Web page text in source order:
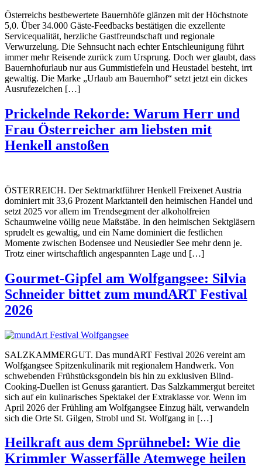
Österreichs bestbewertete Bauernhöfe glänzen mit der Höchstnote
5,0. Über 34.000 Gäste-Feedbacks bestätigen die exzellente
Servicequalität, herzliche Gastfreundschaft und regionale
Verwurzelung. Die Sehnsucht nach echter Entschleunigung führt
immer mehr Reisende zurück zum Ursprung. Doch wer glaubt, dass
Bauernhofurlaub nur aus Gummistiefeln und Heustadel besteht, irrt
gewaltig. Die Marke „Urlaub am Bauernhof“ setzt jetzt ein dickes
Ausrufezeichen […]
Prickelnde Rekorde: Warum Herr und
Frau Österreicher am liebsten mit
Henkell anstoßen
ÖSTERREICH. Der Sektmarktführer Henkell Freixenet Austria
dominiert mit 33,6 Prozent Marktanteil den heimischen Handel und
setzt 2025 vor allem im Trendsegment der alkoholfreien
Schaumweine völlig neue Maßstäbe. In den heimischen Sektgläsern
sprudelt es gewaltig, und ein Name dominiert die festlichen
Momente zwischen Bodensee und Neusiedler See mehr denn je.
Trotz einer wirtschaftlich angespannten Lage und […]
Gourmet-Gipfel am Wolfgangsee: Silvia
Schneider bittet zum mundART Festival
2026
SALZKAMMERGUT. Das mundART Festival 2026 vereint am
Wolfgangsee Spitzenkulinarik mit regionalem Handwerk. Von
schwebenden Frühstücksgondeln bis hin zu exklusiven Blind-
Cooking-Duellen ist Genuss garantiert. Das Salzkammergut bereitet
sich auf ein kulinarisches Spektakel der Extraklasse vor. Wenn im
April 2026 der Frühling am Wolfgangsee Einzug hält, verwandeln
sich die Orte St. Gilgen, Strobl und St. Wolfgang in […]
Heilkraft aus dem Sprühnebel: Wie die
Krimmler Wasserfälle Atemwege heilen